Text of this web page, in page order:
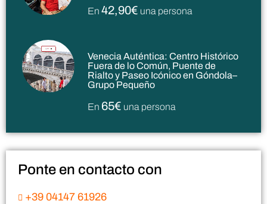
En42,90€ una persona
Venecia Auténtica: Centro Histórico
Fuera de lo Común, Puente de
Rialto y Paseo Icónico en Góndola–
Grupo Pequeño
En 65€ una persona
Ponte en contacto con
+39 04147 61926